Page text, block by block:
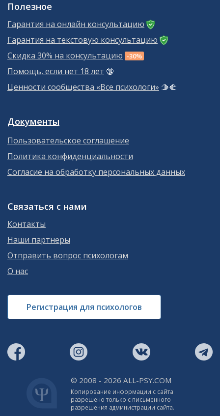
Полезное
Гарантия на онлайн консультацию
Гарантия на текстовую консультацию
Скидка 30% на консультацию -30%
Помощь, если нет 18 лет 🔞
Ценности сообщества «Все психологи» 🫱‍🫲
Документы
Пользовательское соглашение
Политика конфиденциальности
Согласие на обработку персональных данных
Связаться с нами
Контакты
Наши партнеры
Отправить вопрос психологам
О нас
Регистрация для психологов
© 2008 - 2026 ALL-PSY.COM
Копирование информации с сайта
разрешено только с письменного
разрешения администрации сайта.